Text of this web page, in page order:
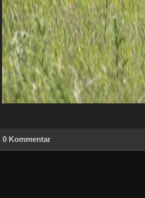
0 Kommentar